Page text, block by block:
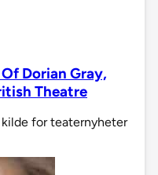
Dorian Gray,
Theatre
for teaternyheter